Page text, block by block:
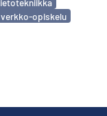
verkko-opiskelu